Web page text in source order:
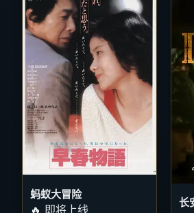
蚂蚁大冒险
🔥 即将上线
长